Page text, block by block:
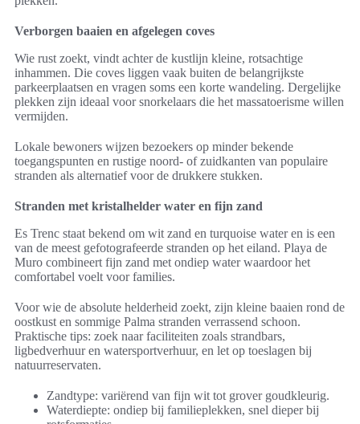
Verborgen baaien en afgelegen coves
Wie rust zoekt, vindt achter de kustlijn kleine, rotsachtige
inhammen. Die coves liggen vaak buiten de belangrijkste
parkeerplaatsen en vragen soms een korte wandeling. Dergelijke
plekken zijn ideaal voor snorkelaars die het massatoerisme willen
vermijden.
Lokale bewoners wijzen bezoekers op minder bekende
toegangspunten en rustige noord- of zuidkanten van populaire
stranden als alternatief voor de drukkere stukken.
Stranden met kristalhelder water en fijn zand
Es Trenc staat bekend om wit zand en turquoise water en is een
van de meest gefotografeerde stranden op het eiland. Playa de
Muro combineert fijn zand met ondiep water waardoor het
comfortabel voelt voor families.
Voor wie de absolute helderheid zoekt, zijn kleine baaien rond de
oostkust en sommige Palma stranden verrassend schoon.
Praktische tips: zoek naar faciliteiten zoals strandbars,
ligbedverhuur en watersportverhuur, en let op toeslagen bij
natuurreservaten.
Zandtype: variërend van fijn wit tot grover goudkleurig.
Waterdiepte: ondiep bij familieplekken, snel dieper bij